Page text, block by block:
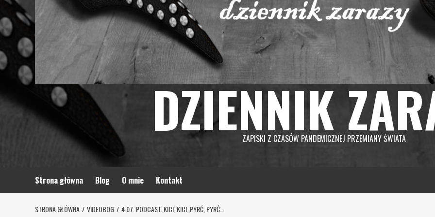
DZIENNIK
ZAPISKI Z CZASÓW PANDEMICZNEJ PRZEMIANY ŚWIATA
Strona główna Blog O mnie Kontakt
STRONA GŁÓWNA VIDEOBOG 4.07. PODCAST. KICI, KICI, PYRĆ, PYRĆ…